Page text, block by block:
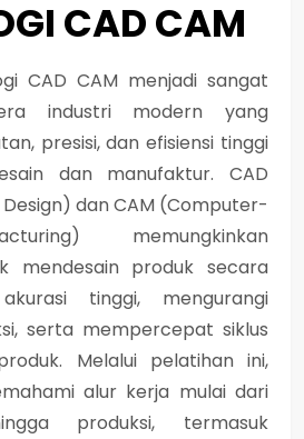
CAD CAM
CAD CAM menjadi sangat
industri modern yang
presisi, dan efisiensi tinggi
dan manufaktur. CAD
dan CAM (Computer-
memungkinkan
mendesain produk secara
tinggi, mengurangi
serta mempercepat siklus
Melalui pelatihan ini,
alur kerja mulai dari
produksi, termasuk